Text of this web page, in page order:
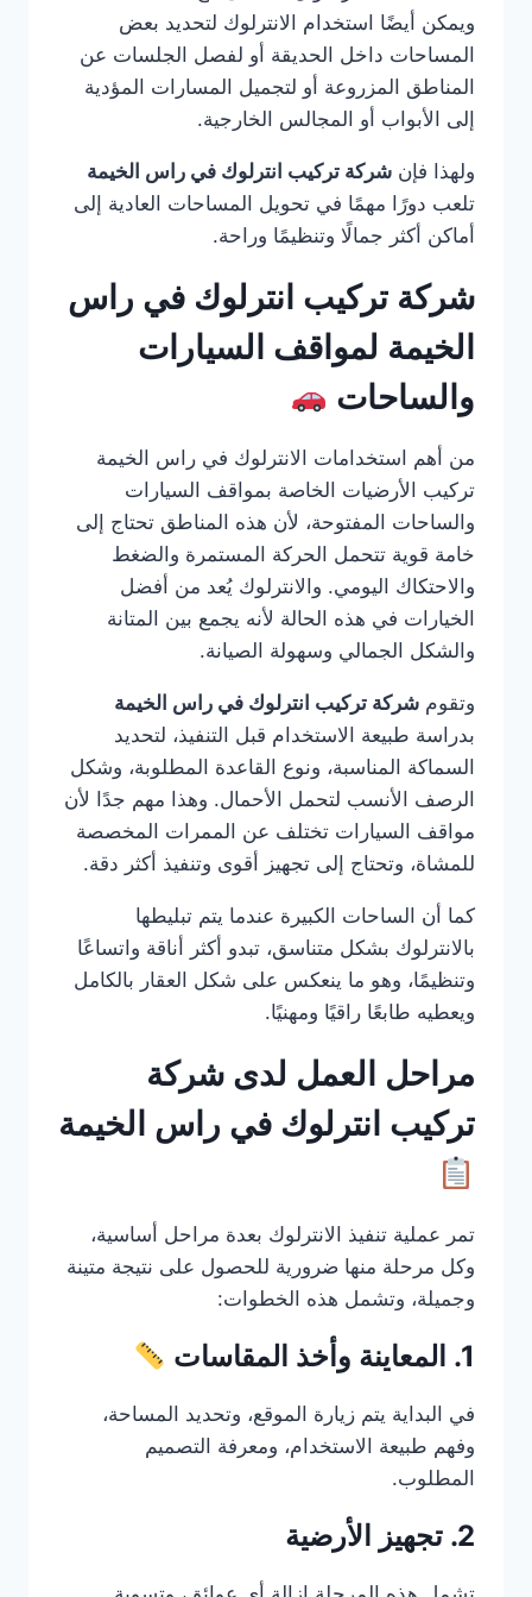
ويمكن أيضًا استخدام الانترلوك لتحديد بعض
المساحات داخل الحديقة أو لفصل الجلسات عن
المناطق المزروعة أو لتجميل المسارات المؤدية
إلى الأبواب أو المجالس الخارجية.
ولهذا فإن شركة تركيب انترلوك في راس الخيمة
تلعب دورًا مهمًا في تحويل المساحات العادية إلى
أماكن أكثر جمالًا وتنظيمًا وراحة.
شركة تركيب انترلوك في راس
الخيمة لمواقف السيارات
والساحات
من أهم استخدامات الانترلوك في راس الخيمة
تركيب الأرضيات الخاصة بمواقف السيارات
والساحات المفتوحة، لأن هذه المناطق تحتاج إلى
خامة قوية تتحمل الحركة المستمرة والضغط
والاحتكاك اليومي. والانترلوك يُعد من أفضل
الخيارات في هذه الحالة لأنه يجمع بين المتانة
والشكل الجمالي وسهولة الصيانة.
وتقوم شركة تركيب انترلوك في راس الخيمة
بدراسة طبيعة الاستخدام قبل التنفيذ، لتحديد
السماكة المناسبة، ونوع القاعدة المطلوبة، وشكل
الرصف الأنسب لتحمل الأحمال. وهذا مهم جدًا لأن
مواقف السيارات تختلف عن الممرات المخصصة
للمشاة، وتحتاج إلى تجهيز أقوى وتنفيذ أكثر دقة.
كما أن الساحات الكبيرة عندما يتم تبليطها
بالانترلوك بشكل متناسق، تبدو أكثر أناقة واتساعًا
وتنظيمًا، وهو ما ينعكس على شكل العقار بالكامل
ويعطيه طابعًا راقيًا ومهنيًا.
مراحل العمل لدى شركة
تركيب انترلوك في راس الخيمة
تمر عملية تنفيذ الانترلوك بعدة مراحل أساسية،
وكل مرحلة منها ضرورية للحصول على نتيجة متينة
وجميلة، وتشمل هذه الخطوات:
1. المعاينة وأخذ المقاسات
في البداية يتم زيارة الموقع، وتحديد المساحة،
وفهم طبيعة الاستخدام، ومعرفة التصميم
المطلوب.
2. تجهيز الأرضية